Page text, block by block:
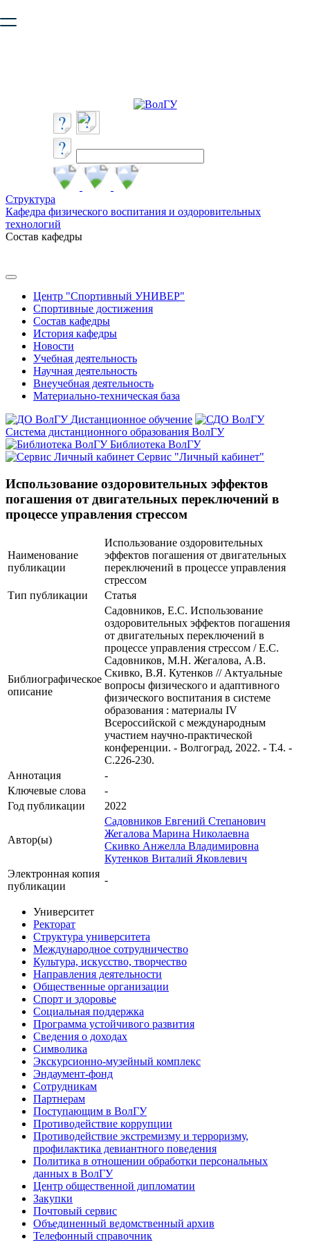
безопасную работу с сайтом. Пожалуйста
Структура
Кафедра физического воспитания и оздоровительных
технологий
Состав кафедры
Центр "Спортивный УНИВЕР"
Спортивные достижения
Состав кафедры
История кафедры
Новости
Учебная деятельность
Научная деятельность
Внеучебная деятельность
Материально-техническая база
Дистанционное обучение
Система дистанционного образования ВолГУ
Библиотека ВолГУ
Сервис "Личный кабинет"
Использование оздоровительных эффектов
погашения от двигательных переключений в
процессе управления стрессом
Наименование
публикации
Использование оздоровительных
эффектов погашения от двигательных
переключений в процессе управления
стрессом
Тип публикации
Статья
Библиографическое
описание
Садовников, Е.С. Использование
оздоровительных эффектов погашения
от двигательных переключений в
процессе управления стрессом / Е.С.
Садовников, М.Н. Жегалова, А.В.
Скивко, В.Я. Кутенков // Актуальные
вопросы физического и адаптивного
физического воспитания в системе
образования : материалы IV
Всероссийской с международным
участием научно-практической
конференции. - Волгоград, 2022. - Т.4. -
С.226-230.
Аннотация
-
Ключевые cлова
-
Год публикации
2022
Автор(ы)
Садовников Евгений Степанович
Жегалова Марина Николаевна
Скивко Анжелла Владимировна
Кутенков Виталий Яковлевич
Электронная копия
публикации
-
Университет
Ректорат
Структура университета
Международное сотрудничество
Культура, искусство, творчество
Направления деятельности
Общественные организации
Спорт и здоровье
Социальная поддержка
Программа устойчивого развития
Сведения о доходах
Символика
Экскурсионно-музейный комплекс
Эндаумент-фонд
Сотрудникам
Партнерам
Поступающим в ВолГУ
Противодействие коррупции
Противодействие экстремизму и терроризму,
профилактика девиантного поведения
Политика в отношении обработки персональных
данных в ВолГУ
Центр общественной дипломатии
Закупки
Почтовый сервис
Объединенный ведомственный архив
Телефонный справочник